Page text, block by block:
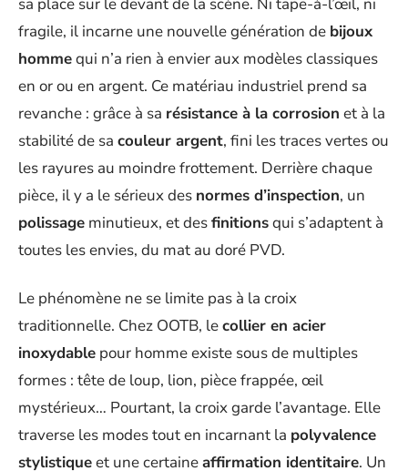
fragile, il incarne une nouvelle génération de bijoux
hommequi n’a rien à envier aux modèles classiques
en or ou en argent. Ce matériau industriel prend sa
revanche : grâce à sa résistance à la corrosion et à la
stabilité de sa couleur argent, fini les traces vertes ou
les rayures au moindre frottement. Derrière chaque
pièce, il y a le sérieux des normes d’inspection, un
polissage minutieux, et desfinitionsqui s’adaptent à
toutes les envies, du mat au doré PVD.
Le phénomène ne se limite pas à la croix
traditionnelle. Chez OOTB, lecollier en acier
inoxydable pour homme existe sous de multiples
formes : tête de loup, lion, pièce frappée, œil
mystérieux… Pourtant, la croix garde l’avantage. Elle
traverse les modes tout en incarnant la polyvalence
stylistiqueet une certaineaffirmation identitaire. Un